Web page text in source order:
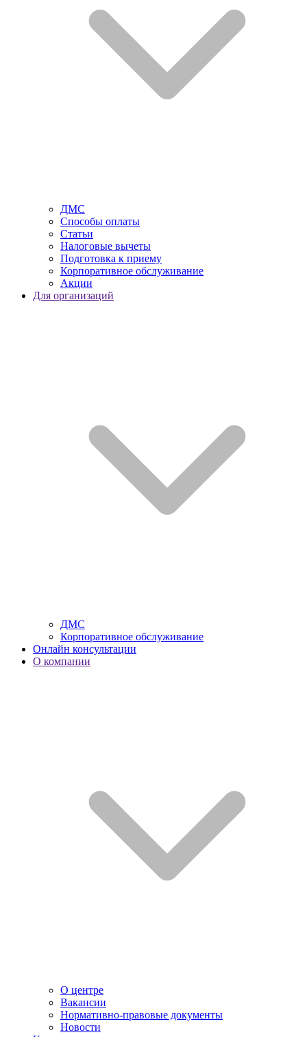
ДМС
Способы оплаты
Статьи
Налоговые вычеты
Подготовка к приему
Корпоративное обслуживание
Акции
Для организаций
ДМС
Корпоративное обслуживание
Онлайн консультации
О компании
О центре
Вакансии
Нормативно-правовые документы
Новости